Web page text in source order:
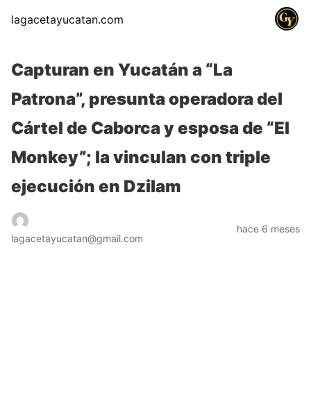
lagacetayucatan.com
Capturan en Yucatán a “La
Patrona”, presunta operadora del
Cártel de Caborca y esposa de “El
Monkey”; la vinculan con triple
ejecución en Dzilam
lagacetayucatan@gmail.com
hace 6 meses